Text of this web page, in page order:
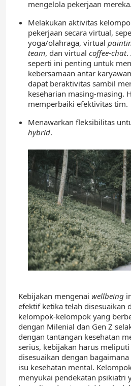
mengelola pekerjaan mereka.
Melakukan aktivitas
pekerjaan secara virtual,
yoga/olahraga, virtual
team, dan virtual coffee-chat.
seperti ini penting untuk
kebersamaan antar
dapat beraktivitas sambil
keseharian masing-masing.
memperbaiki efektivitas tim.
Menawarkan fleksibilitas
hybrid.
Kebijakan mengenai wellbeing
efektif ketika telah disesuaikan
kelompok-kelompok yang
dengan Milenial dan Gen Z
dengan tantangan kesehatan
serius, kebijakan harus meliputi
disesuaikan dengan
isu kesehatan mental.
menyukai pendekatan psikiatri